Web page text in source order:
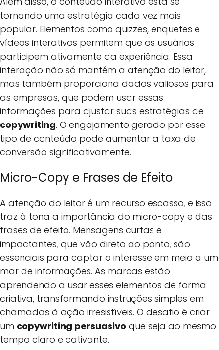
tornando uma estratégia cada vez mais
popular. Elementos como quizzes, enquetes e
vídeos interativos permitem que os usuários
participem ativamente da experiência. Essa
interação não só mantém a atenção do leitor,
mas também proporciona dados valiosos para
as empresas, que podem usar essas
informações para ajustar suas estratégias de
copywriting. O engajamento gerado por esse
tipo de conteúdo pode aumentar a taxa de
conversão significativamente.
Micro-Copy e Frases de Efeito
A atenção do leitor é um recurso escasso, e isso
traz à tona a importância do micro-copy e das
frases de efeito. Mensagens curtas e
impactantes, que vão direto ao ponto, são
essenciais para captar o interesse em meio a um
mar de informações. As marcas estão
aprendendo a usar esses elementos de forma
criativa, transformando instruções simples em
chamadas à ação irresistíveis. O desafio é criar
um copywriting persuasivo que seja ao mesmo
tempo claro e cativante.